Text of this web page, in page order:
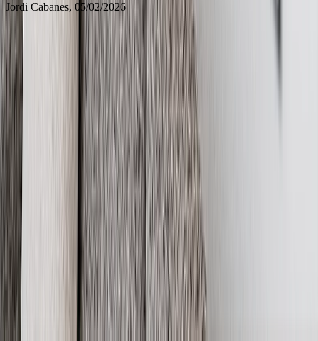
Jordi Cabanes, 05/02/2026
Regalos para el Día de la Madre
Las mamás merecen el mundo, pero empecemos con regalos para el
Día de la Madre que alegrarán su corazón. Ofrecemos una variedad
de regalos únicos para el Día de la Madre diseñados para satisfacer
el gusto de cada mamá. Desde cojines personalizados hasta tazas del
Día de la Madre, nuestra selección de regalos únicos para el Día de
la Madre hará que este sea un día para recordar. Perfecto para
amantes del café y el té, nuestra taza del Día de la Madre le brindará
Día de la Madre UK 26: Hazlo Memorable
Para la mamá súper sentimental, sorpréndela con regalos del Día de
la Madre que puedas crear. Piensa en regalos únicos para el Día de
la Madre como álbumes de fotos o una taza del Día de la Madre
para darle un toque elegante a su mesa de café o cocina. A diferencia
de las flores y los chocolates, estas ideas de regalos para el Día de la
Madre UK 24 otorgan permanencia a los recuerdos apreciados de
mamá. Sube tus fotos, añade un mensaje y ahí lo tienes: regalos
Ideas de Regalos para las Difíciles de Comprar: Día de